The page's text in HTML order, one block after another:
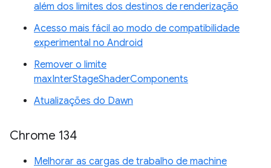
além dos limites dos destinos de renderização
Acesso mais fácil ao modo de compatibilidade
experimental no Android
Remover o limite
maxInterStageShaderComponents
Atualizações do Dawn
Chrome 134
Melhorar as cargas de trabalho de machine